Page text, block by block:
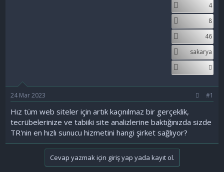
4
8
46
sakarya
24 Mar 2023 #1
Hız tüm web siteler için artık kaçınılmaz bir gerçeklik,
tecrübelerinize ve tabiiki site analizlerine baktığınızda sizde
TR'nin en hızlı sunucu hizmetini hangi şirket sağlıyor?
Cevap yazmak için giriş yap yada kayıt ol.